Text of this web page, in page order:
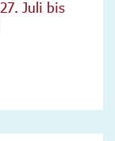
Juli bis